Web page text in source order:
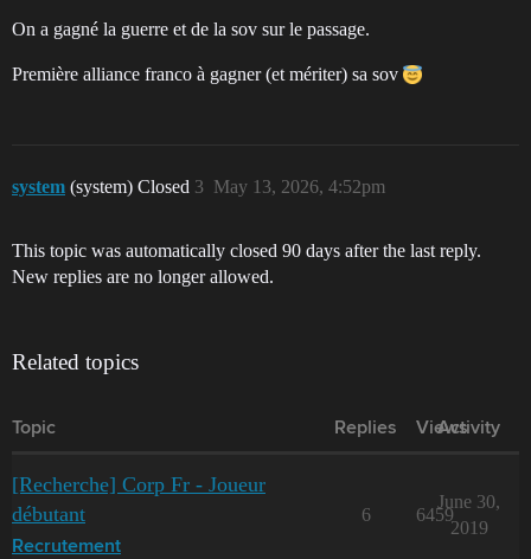
On a gagné la guerre et de la sov sur le passage.
Première alliance franco à gagner (et mériter) sa sov
system (system) Closed May 13, 2026, 4:52pm
3
This topic was automatically closed 90 days after the last reply.
New replies are no longer allowed.
Related topics
Topic Replies Views
Activity
[Recherche] Corp Fr - Joueur
débutant
Recrutement
6 6459
June 30,
2019